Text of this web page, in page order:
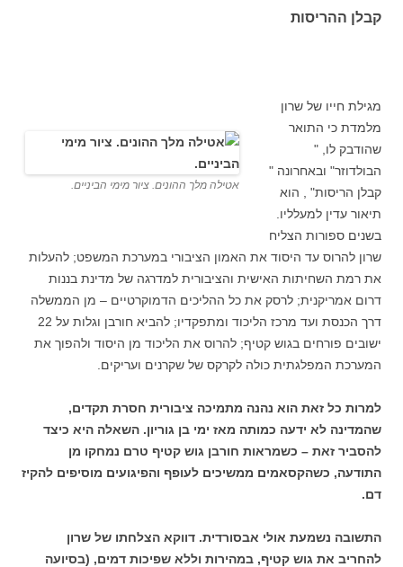
קבלן ההריסות
אטילה מלך ההונים. ציור מימי הביניים.
מגילת חייו של שרון
מלמדת כי התואר
שהודבק לו, "
הבולדוזר" ובאחרונה "
קבלן הריסות" , הוא
תיאור עדין למעלליו.
בשנים ספורות הצליח
שרון להרוס עד היסוד את האמון הציבורי במערכת המשפט; להעלות
את רמת השחיתות האישית והציבורית למדרגה של מדינת בננות
דרום אמריקנית; לרסק את כל ההליכים הדמוקרטיים – מן הממשלה
דרך הכנסת ועד מרכז הליכוד ומתפקדיו; להביא חורבן וגלות על 22
ישובים פורחים בגוש קטיף; להרוס את הליכוד מן היסוד ולהפוך את
המערכת המפלגתית כולה לקרקס של שקרנים ועריקים.
למרות כל זאת הוא נהנה מתמיכה ציבורית חסרת תקדים,
שהמדינה לא ידעה כמותה מאז ימי בן גוריון. השאלה היא כיצד
להסביר זאת – כשמראות חורבן גוש קטיף טרם נמחקו מן
התודעה, כשהקסאמים ממשיכים לעופף והפיגועים מוסיפים להקיז
דם.
התשובה נשמעת אולי אבסורדית. דווקא הצלחתו של שרון
להחריב את גוש קטיף, במהירות וללא שפיכות דמים, (בסיועה